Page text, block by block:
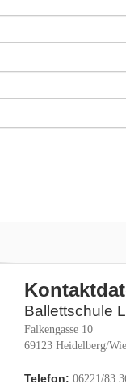
Ballettschule
Falkengasse 10
69123 Heidelberg/
Telefon: 06221/83